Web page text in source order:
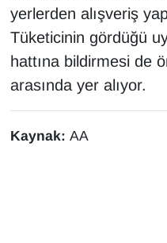
yerlerden alışveriş
Tüketicinin gördüğü
hattına bildirmesi de
arasında yer alıyor.
Kaynak: AA